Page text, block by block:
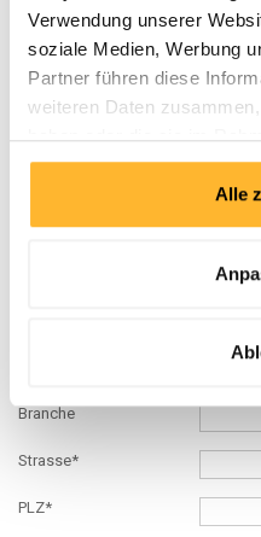
Verwendung unserer
soziale Medien, Werbung
Partner führen diese
weiteren Daten
haben oder die sie im
gesammelt haben.
Alle
Vorname*
Name*
Geburtsdatum*
Firma*
Branche
Strasse*
PLZ*